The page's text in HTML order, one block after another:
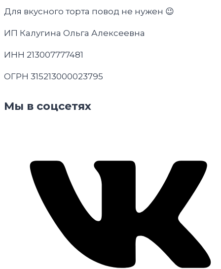
Для вкусного торта повод не нужен 😉
ИП Калугина Ольга Алексеевна
ИНН 213007777481
ОГРН 315213000023795
Мы в соцсетях